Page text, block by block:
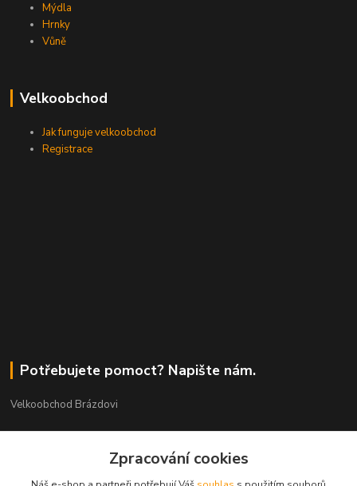
Mýdla
Hrnky
Vůně
Velkoobchod
Jak funguje velkoobchod
Registrace
Potřebujete pomoct? Napište nám.
Velkoobchod Brázdovi
+420 602 565 661Zpracování cookies